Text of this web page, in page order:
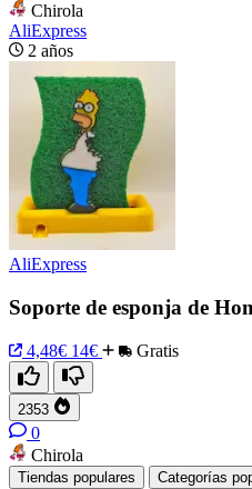
Chirola
AliExpress
2 años
AliExpress
Soporte de esponja de
4,48€ 14€ Gratis
2353
0
Chirola
Tiendas populares Categorías